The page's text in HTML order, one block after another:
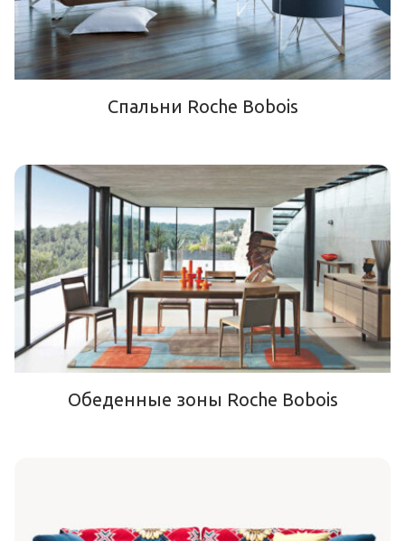
Спальни Roche Bobois
Обеденные зоны Roche Bobois